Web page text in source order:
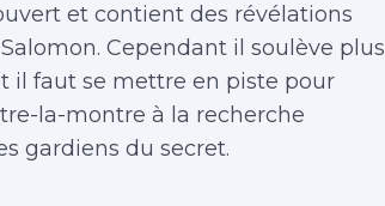
et contient des révélations
Cependant il soulève plus
il faut se mettre en piste pour
la-montre à la recherche
gardiens du secret.